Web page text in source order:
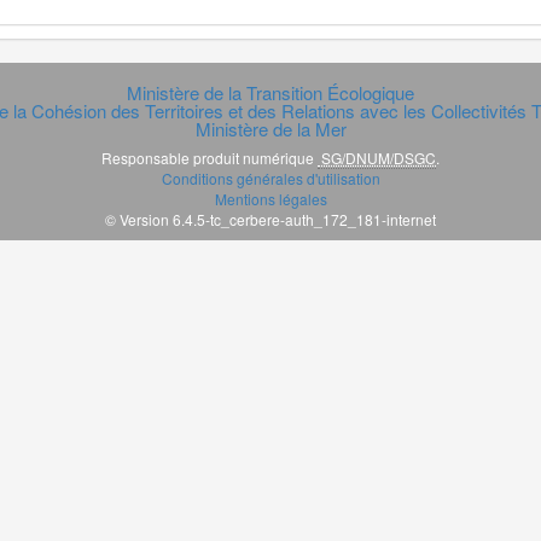
Ministère de la Transition Écologique
la Cohésion des Territoires et des Relations avec les Collectivités
Ministère de la Mer
Responsable produit numérique SG/DNUM/DSGC
Conditions générales d'utilisation
Mentions légales
© Version 6.4.5-tc_cerbere-auth_172_181-internet